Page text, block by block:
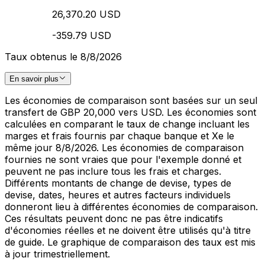
26,370.20 USD
-359.79 USD
Taux obtenus le 8/8/2026
En savoir plus
Les économies de comparaison sont basées sur un seul
transfert de GBP 20,000 vers USD. Les économies sont
calculées en comparant le taux de change incluant les
marges et frais fournis par chaque banque et Xe le
même jour 8/8/2026. Les économies de comparaison
fournies ne sont vraies que pour l'exemple donné et
peuvent ne pas inclure tous les frais et charges.
Différents montants de change de devise, types de
devise, dates, heures et autres facteurs individuels
donneront lieu à différentes économies de comparaison.
Ces résultats peuvent donc ne pas être indicatifs
d'économies réelles et ne doivent être utilisés qu'à titre
de guide. Le graphique de comparaison des taux est mis
à jour trimestriellement.